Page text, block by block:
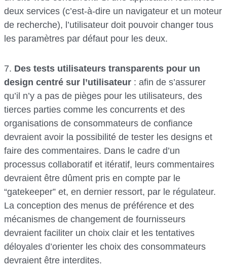
deux services (c’est-à-dire un navigateur et un moteur
de recherche), l’utilisateur doit pouvoir changer tous
les paramètres par défaut pour les deux.
7. Des tests utilisateurs transparents pour un
design centré sur l’utilisateur : afin de s’assurer
qu’il n’y a pas de pièges pour les utilisateurs, des
tierces parties comme les concurrents et des
organisations de consommateurs de confiance
devraient avoir la possibilité de tester les designs et
faire des commentaires. Dans le cadre d’un
processus collaboratif et itératif, leurs commentaires
devraient être dûment pris en compte par le
“gatekeeper” et, en dernier ressort, par le régulateur.
La conception des menus de préférence et des
mécanismes de changement de fournisseurs
devraient faciliter un choix clair et les tentatives
déloyales d’orienter les choix des consommateurs
devraient être interdites.